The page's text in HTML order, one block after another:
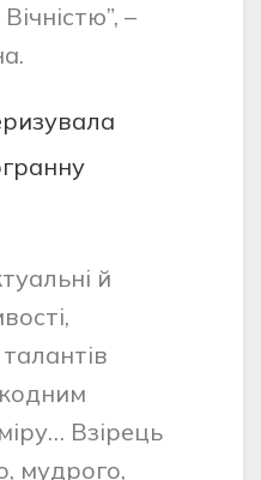
–
й
талантів
Взірець
мудрого,